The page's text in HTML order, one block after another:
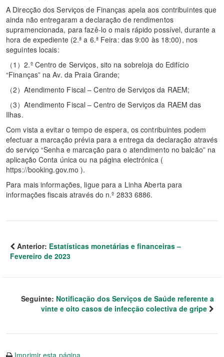
A Direcção dos Serviços de Finanças apela aos contribuintes que
ainda não entregaram a declaração de rendimentos
supramencionada, para fazê-lo o mais rápido possível, durante a
hora de expediente (2.ª a 6.ª Feira: das 9:00 às 18:00), nos
seguintes locais:
（1）2.º Centro de Serviços, sito na sobreloja do Edifício
“Finanças” na Av. da Praia Grande;
（2）Atendimento Fiscal – Centro de Serviços da RAEM;
（3）Atendimento Fiscal – Centro de Serviços da RAEM das
Ilhas.
Com vista a evitar o tempo de espera, os contribuintes podem
efectuar a marcação prévia para a entrega da declaração através
do serviço “Senha e marcação para o atendimento no balcão” na
aplicação Conta única ou na página electrónica (
https://booking.gov.mo ).
Para mais informações, ligue para a Linha Aberta para
informações fiscais através do n.º 2833 6886.
Anterior: Estatísticas monetárias e financeiras –
Fevereiro de 2023
Seguinte: Notificação dos Serviços de Saúde referente a
vinte e oito casos de infecção colectiva de gripe
Imprimir esta página